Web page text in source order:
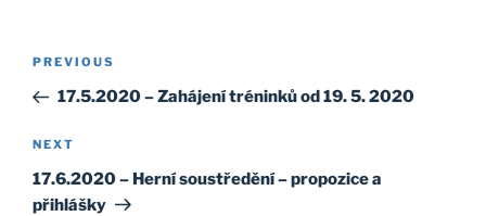
Post
Previous
Post
PREVIOUS
17.5.2020 – Zahájení tréninků od 19. 5. 2020
Next
Post
NEXT
17.6.2020 – Herní soustředění – propozice a
přihlášky